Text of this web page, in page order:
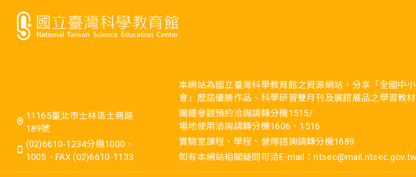
11165臺北市士林區士商路
189號
(02)6610-1234分機1000、
1005．FAX (02)6610-1133
本網站為國立臺灣科學教育館之資源網站，分享「全國中
會」歷屆優勝作品、科學研習雙月刊及展館展品之學習教
團體參觀預約洽詢請轉分機1515/
場地使用洽詢請轉分機1606、1516
實驗室課程、學程、營隊諮詢請轉分機1689
如有本網站相關疑問可洽E-mail：ntsec@mail.ntsec.gov.tw